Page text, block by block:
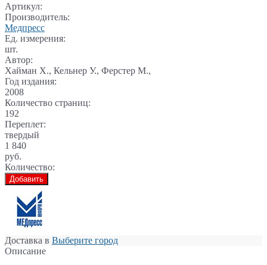
Артикул:
Производитель:
Медпресс
Ед. измерения:
шт.
Автор:
Хайман Х., Кельнер У., Ферстер М.,
Год издания:
2008
Количество страниц:
192
Переплет:
твердый
1 840
руб.
Количество:
Добавить
Доставка в Выберите город
Описание